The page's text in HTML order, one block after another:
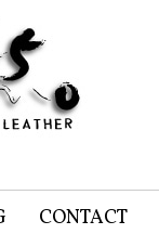
CONTACT